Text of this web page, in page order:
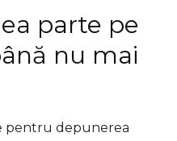
parte pe
nu mai
pentru depunerea